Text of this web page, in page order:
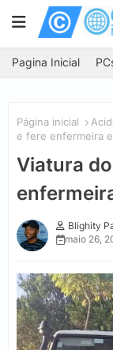
Pagina Inicial
Página inicial
e fere enfermeira
Viatura
Blighity
maio 26,